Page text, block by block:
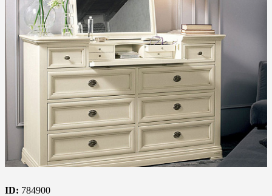
ID: 784900